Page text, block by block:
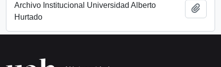
Archivo Institucional Universidad Alberto
Hurtado